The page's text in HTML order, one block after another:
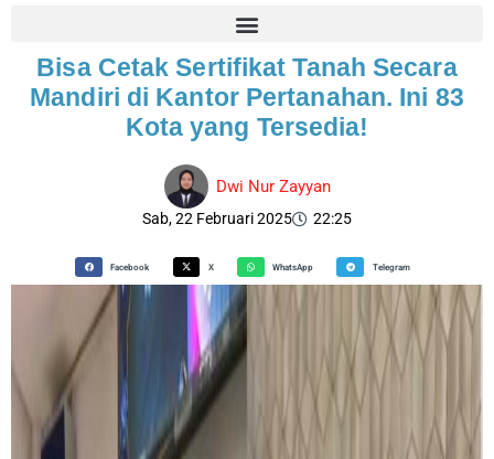
Bisa Cetak Sertifikat Tanah Secara
Mandiri di Kantor Pertanahan. Ini 83
Kota yang Tersedia!
Dwi Nur Zayyan
Sab, 22 Februari 2025 22:25
Facebook X WhatsApp Telegram